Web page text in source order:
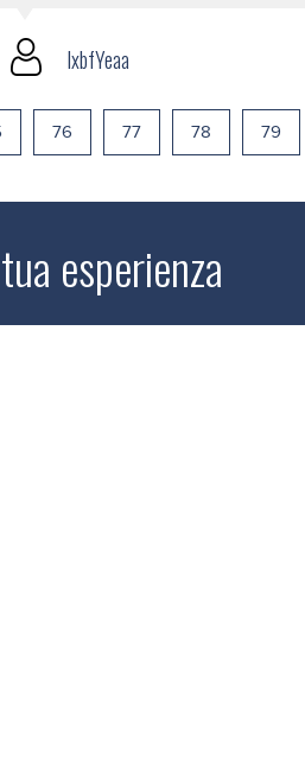
lxbfYeaa
76 77 78 79
esperienza